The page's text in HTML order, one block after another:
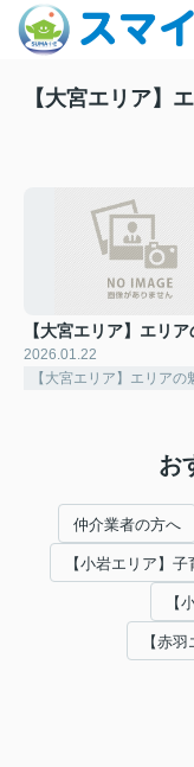
【大宮エリア】
【大宮エリア】エリ
2026.01.22
【大宮エリア】エリアの
お
仲介業者の方へ
【小岩エリア】
【
【赤